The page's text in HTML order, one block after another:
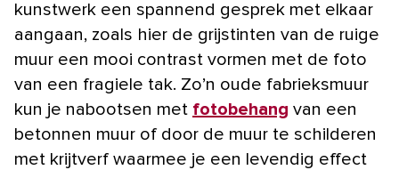
kunstwerk een spannend gesprek met elkaar
aangaan, zoals hier de grijstinten van de ruige
muur een mooi contrast vormen met de foto
van een fragiele tak. Zo’n oude fabrieksmuur
kun je nabootsen met fotobehang van een
betonnen muur of door de muur te schilderen
met krijtverf waarmee je een levendig effect